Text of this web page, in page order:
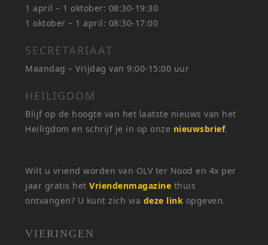
1 april – 1 oktober: 08:30-19:30
1 oktober – 1 april: 08:30-17:00
SECRETARIAAT
Maandag – Vrijdag van 9:00-15:00 uur
HEILIGDOM
Blijf op de hoogte van het laatste nieuws van het
Heiligdom en schrijf je in op onze nieuwsbrief.
Wilt u vriend worden van OLV ter Nood en 4x per
jaar gratis hetVriendenmagazine thuis
ontvangen? U kunt zich via deze link opgeven.
VIERINGEN